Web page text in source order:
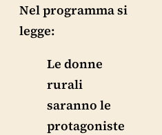
Nel programma si
legge:
Le donne
rurali
saranno le
protagoniste